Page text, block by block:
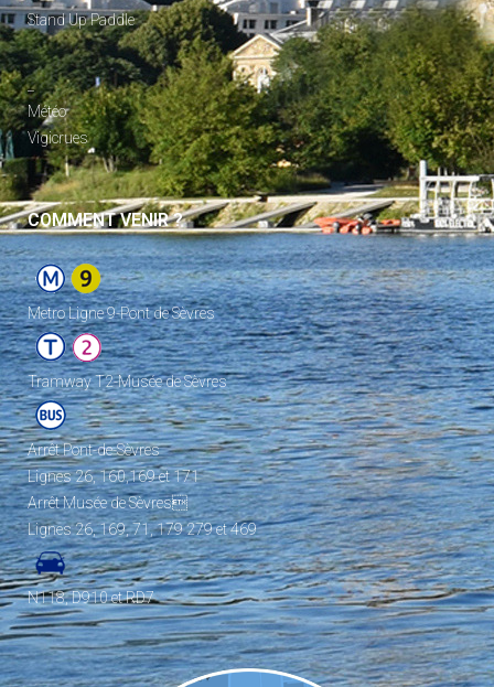
Stand Up Paddle
_
Météo
Vigicrues
COMMENT VENIR ?
Metro Ligne 9-Pont de Sèvres
Tramway T2-Musée de Sèvres
Arrêt Pont-de-Sèvres
Lignes 26, 160,169 et 171
Arrêt Musée de Sèvres
Lignes 26, 169, 71, 179 279 et 469
N118, D910 et RD7